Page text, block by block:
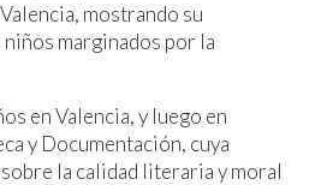
mostrando su
marginados por la
en Valencia, y luego en
y Documentación, cuya
la calidad literaria y moral